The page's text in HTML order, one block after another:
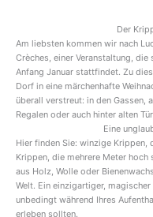
Der
Am liebsten kommen wir nach
Crèches, einer Veranstaltung,
Anfang Januar stattfindet. Zu
Dorf in eine märchenhafte
überall verstreut: in den Gassen,
Regalen oder auch hinter alten
Eine
Hier finden Sie: winzige Krippen,
Krippen, die mehrere Meter
aus Holz, Wolle oder
Welt. Ein einzigartiger,
unbedingt während Ihres
erleben sollten.